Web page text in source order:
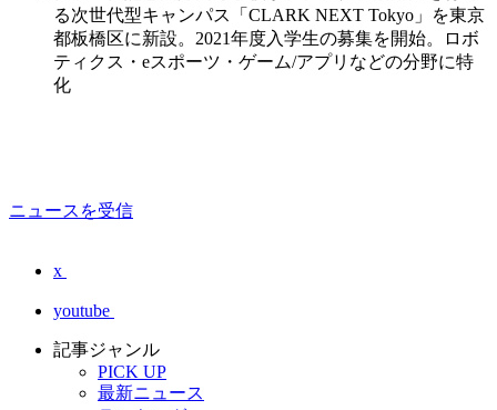
る次世代型キャンパス「CLARK NEXT Tokyo」を東京
都板橋区に新設。2021年度入学生の募集を開始。ロボ
ティクス・eスポーツ・ゲーム/アプリなどの分野に特
化
ニュースを受信
x
youtube
記事ジャンル
PICK UP
最新ニュース